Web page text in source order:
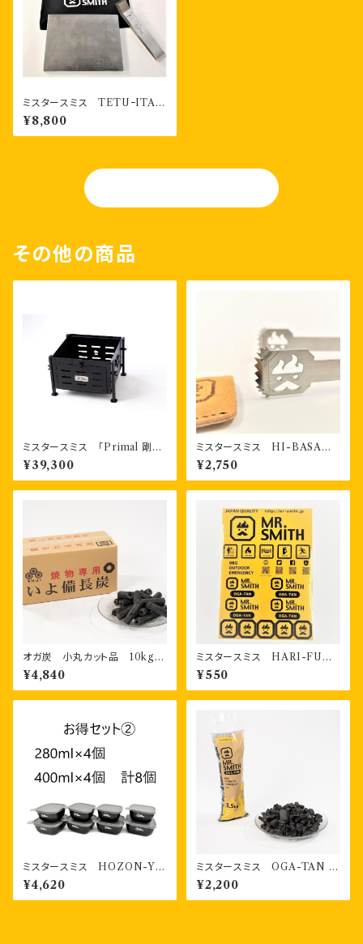
ミスタースミス TETUｰITA
極厚鉄板 専用掴みジグ、専用
ポーチ付き
¥8,800
その他の商品
ミスタースミス 「Primal 剛」
基本セット BBQ焼き台
¥39,300
ミスタースミス HI-BASAMI
火ばさみ 専用カバー付き
¥2,750
オガ炭 小丸カット品 10kg
形状：小八角形
¥4,840
ミスタースミス HARI-FUDA
オリジナルステッカー
¥550
ミスタースミス HOZON-YO
KI 書き込める保存容器 28
0ml4個・400ml４個 計８個
お得セット②
¥4,620
ミスタースミス OGA-TAN ス
マートシリーズ （1.5kg） 1袋
¥2,200